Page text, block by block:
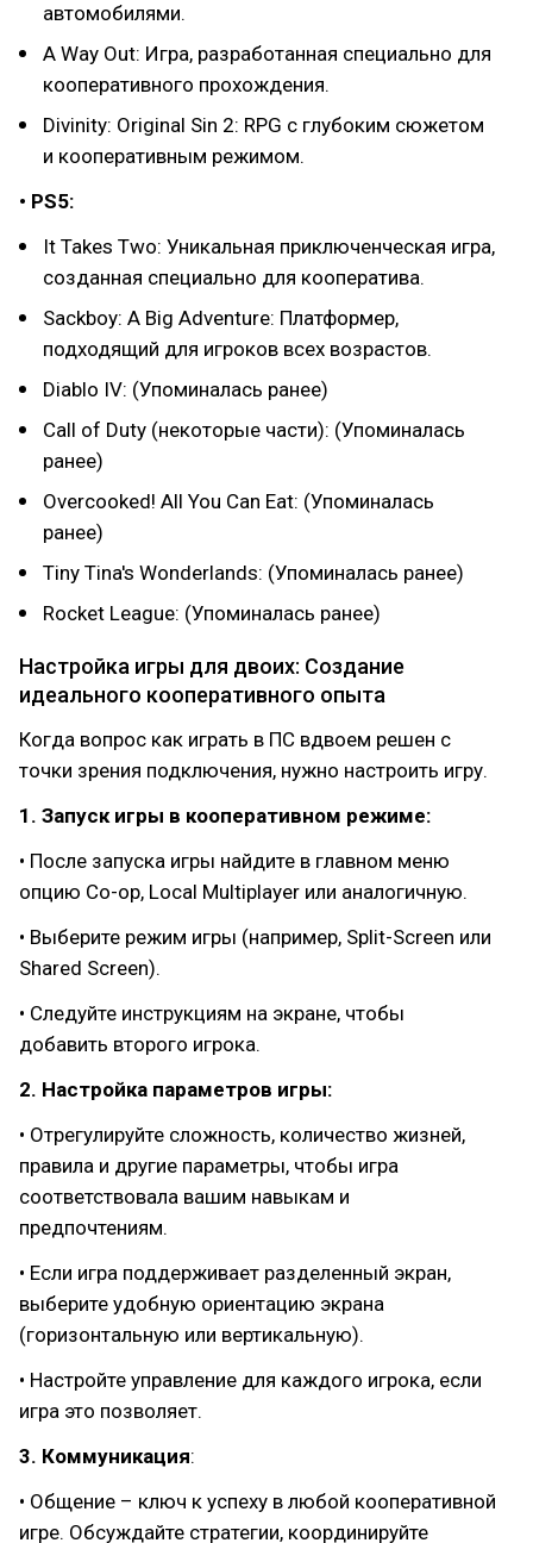
автомобилями.
A Way Out: Игра, разработанная специально для
кооперативного прохождения.
Divinity: Original Sin 2: RPG с глубоким сюжетом
и кооперативным режимом.
• PS5:
It Takes Two: Уникальная приключенческая игра,
созданная специально для кооператива.
Sackboy: A Big Adventure: Платформер,
подходящий для игроков всех возрастов.
Diablo IV: (Упоминалась ранее)
Call of Duty (некоторые части): (Упоминалась
ранее)
Overcooked! All You Can Eat: (Упоминалась
ранее)
Tiny Tina's Wonderlands: (Упоминалась ранее)
Rocket League: (Упоминалась ранее)
Настройка игры для двоих: Создание
идеального кооперативного опыта
Когда вопрос как играть в ПС вдвоем решен с
точки зрения подключения, нужно настроить игру.
1. Запуск игры в кооперативном режиме:
• После запуска игры найдите в главном меню
опцию Co-op, Local Multiplayer или аналогичную.
• Выберите режим игры (например, Split-Screen или
Shared Screen).
• Следуйте инструкциям на экране, чтобы
добавить второго игрока.
2. Настройка параметров игры:
• Отрегулируйте сложность, количество жизней,
правила и другие параметры, чтобы игра
соответствовала вашим навыкам и
предпочтениям.
• Если игра поддерживает разделенный экран,
выберите удобную ориентацию экрана
(горизонтальную или вертикальную).
• Настройте управление для каждого игрока, если
игра это позволяет.
3. Коммуникация:
• Общение – ключ к успеху в любой кооперативной
игре. Обсуждайте стратегии, координируйте